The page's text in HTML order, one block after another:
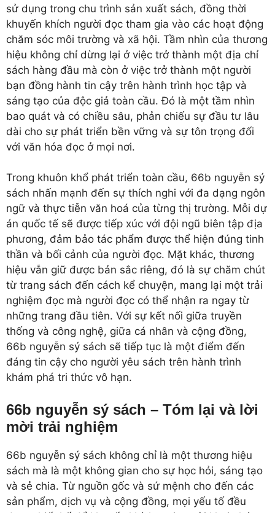
sử dụng trong chu trình sản xuất sách, đồng thời
khuyến khích người đọc tham gia vào các hoạt động
chăm sóc môi trường và xã hội. Tầm nhìn của thương
hiệu không chỉ dừng lại ở việc trở thành một địa chỉ
sách hàng đầu mà còn ở việc trở thành một người
bạn đồng hành tin cậy trên hành trình học tập và
sáng tạo của độc giả toàn cầu. Đó là một tầm nhìn
bao quát và có chiều sâu, phản chiếu sự đầu tư lâu
dài cho sự phát triển bền vững và sự tôn trọng đối
với văn hóa đọc ở mọi nơi.
Trong khuôn khổ phát triển toàn cầu, 66b nguyễn sý
sách nhấn mạnh đến sự thích nghi với đa dạng ngôn
ngữ và thực tiễn văn hoá của từng thị trường. Mỗi dự
án quốc tế sẽ được tiếp xúc với đội ngũ biên tập địa
phương, đảm bảo tác phẩm được thể hiện đúng tinh
thần và bối cảnh của người đọc. Mặt khác, thương
hiệu vẫn giữ được bản sắc riêng, đó là sự chăm chút
từ trang sách đến cách kể chuyện, mang lại một trải
nghiệm đọc mà người đọc có thể nhận ra ngay từ
những trang đầu tiên. Với sự kết nối giữa truyền
thống và công nghệ, giữa cá nhân và cộng đồng,
66b nguyễn sý sách sẽ tiếp tục là một điểm đến
đáng tin cậy cho người yêu sách trên hành trình
khám phá tri thức vô hạn.
66b nguyễn sý sách – Tóm lại và lời
mời trải nghiệm
66b nguyễn sý sách không chỉ là một thương hiệu
sách mà là một không gian cho sự học hỏi, sáng tạo
và sẻ chia. Từ nguồn gốc và sứ mệnh cho đến các
sản phẩm, dịch vụ và cộng đồng, mọi yếu tố đều